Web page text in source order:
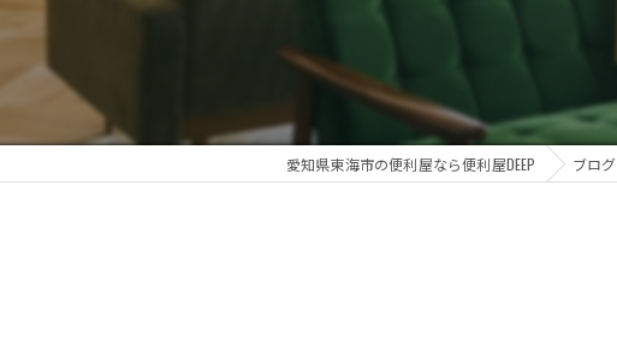
愛知県東海市の便利屋なら便利屋DEEP ブログ